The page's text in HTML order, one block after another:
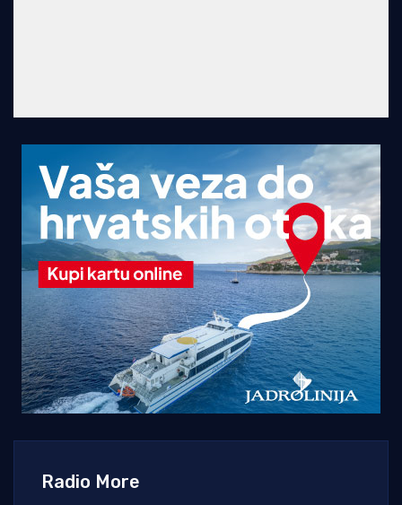
Radio More